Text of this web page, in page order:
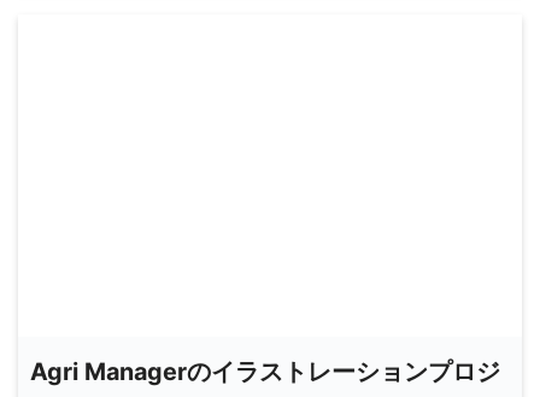
Agri Managerのイラストレーションプロジ